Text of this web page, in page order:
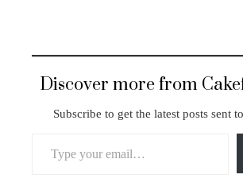
Discover more from
Subscribe to get the latest posts sent